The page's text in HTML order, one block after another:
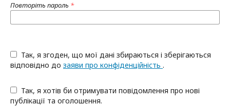
Повторіть пароль *
відповідно до заяви про конфіденційність .
публікації та оголошення.